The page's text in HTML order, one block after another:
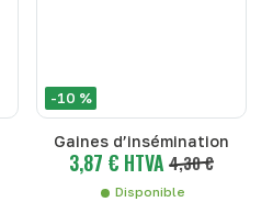
-10 %
Gaines d’insémination
3,87 € HTVA 4,30 €
Disponible